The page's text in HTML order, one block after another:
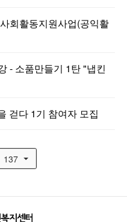
회활동지원사업(공익활
- 소품만들기 1탄 "냅킨
걷다 1기 참여자 모집
137